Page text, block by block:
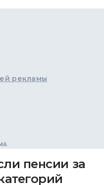
рекламы
пенсии за